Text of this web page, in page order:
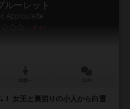
ルーレット
Approulette
6.4
！ 女王と裏切りの小人から白雪